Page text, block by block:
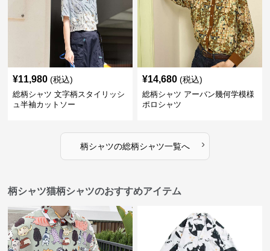
¥11,980 (税込)
総柄シャツ 文字柄スタイリッシ
ュ半袖カットソー
¥14,680 (税込)
総柄シャツ アーバン幾何学模様
ポロシャツ
柄シャツの総柄シャツ一覧へ ›
柄シャツ猫柄シャツのおすすめアイテム